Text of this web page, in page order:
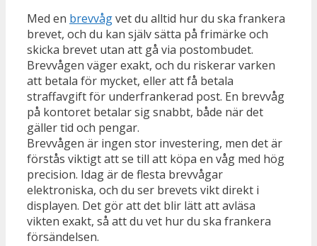
Med en brevvågvet du alltid hur du ska frankera
brevet, och du kan själv sätta på frimärke och
skicka brevet utan att gå via postombudet.
Brevvågen väger exakt, och du riskerar varken
att betala för mycket, eller att få betala
straffavgift för underfrankerad post. En brevvåg
på kontoret betalar sig snabbt, både när det
gäller tid och pengar.
Brevvågen är ingen stor investering, men det är
förstås viktigt att se till att köpa en våg med hög
precision. Idag är de flesta brevvågar
elektroniska, och du ser brevets vikt direkt i
displayen. Det gör att det blir lätt att avläsa
vikten exakt, så att du vet hur du ska frankera
försändelsen.